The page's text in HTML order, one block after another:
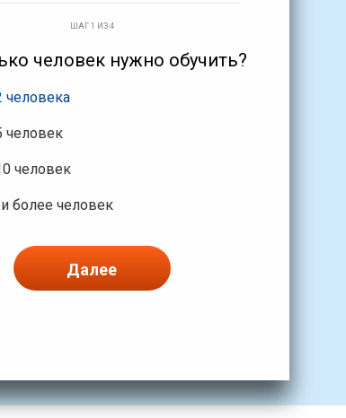
ШАГ 1 ИЗ 4
человек нужно обучить?
человека
человек
человек
более человек
Далее